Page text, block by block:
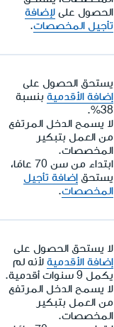
الحصول على لإضافة
تأجيل المخصصات.
يستحق الحصول على
إضافة الأقدمية بنسبة
38%.
لا يسمح الدخل المرتفع
من العمل بتبكير
المخصصات.
ابتداء من سن 70 عامًا،
يستحق إضافة تأجيل
المخصصات.
لا يستحق الحصول على
إضافة الأقدمية لأنه لم
يكمل 9 سنوات أقدمية.
لا يسمح الدخل المرتفع
من العمل بتبكير
المخصصات.